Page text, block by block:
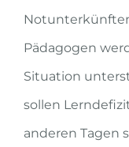
Pädagogen
Situation
sollen
anderen Tagen